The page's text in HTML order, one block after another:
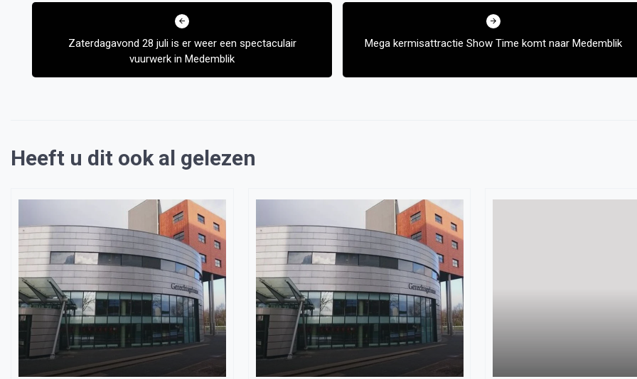
Zaterdagavond 28 juli is er weer een spectaculair
vuurwerk in Medemblik
Mega kermisattractie Show Time komt naar Medemblik
Heeft u dit ook al gelezen